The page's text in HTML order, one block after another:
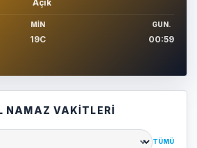
Açık
MIN
19C
GUN.
00:59
NAMAZ VAKITLERI
TÜMÜ